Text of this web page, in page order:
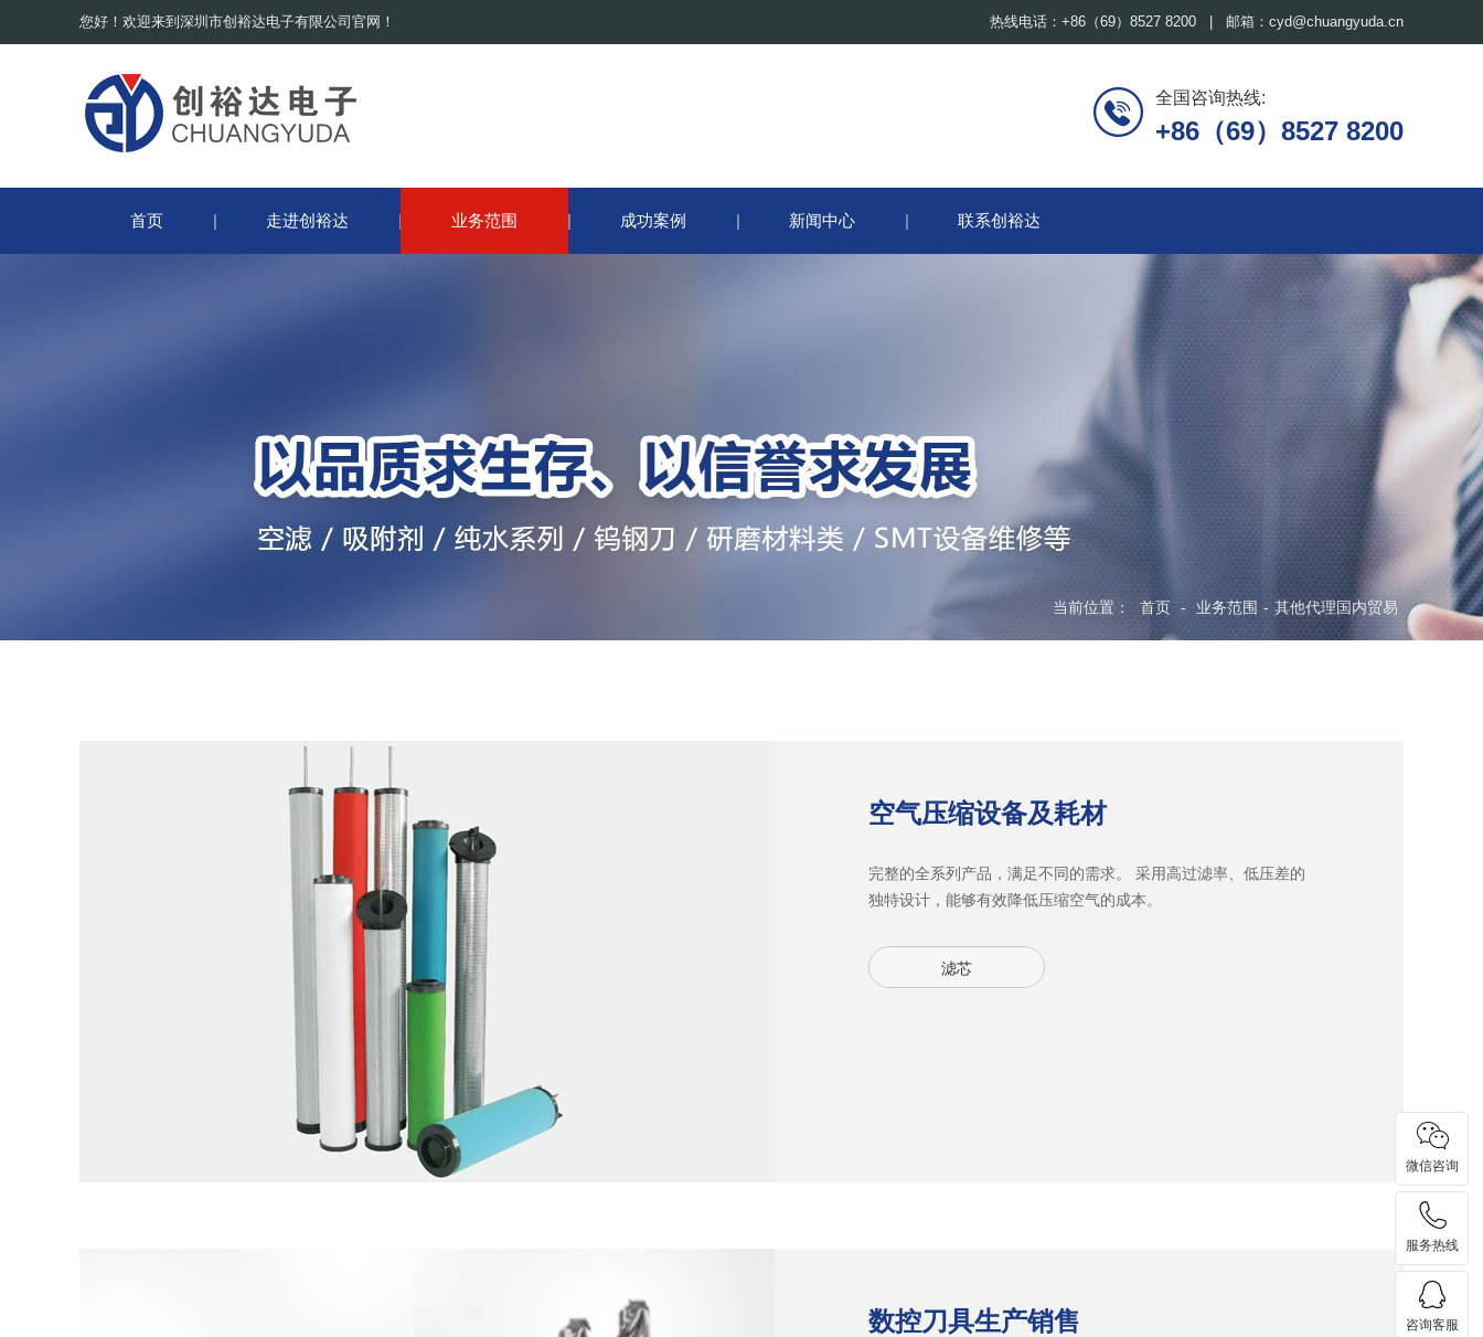
您好！欢迎来到深圳市创裕达电子有限公司官网！ 热线电话：+86（69）8527 8200 | 邮箱：cyd@chuangyuda.cn
全国咨询热线:
+86（69）8527 8200
首页 走进创裕达 业务范围 成功案例 新闻中心 联系创裕达
当前位置： 首页 - 业务范围 - 其他代理国内贸易
空气压缩设备及耗材
完整的全系列产品，满足不同的需求。 采用高过滤率、低压差的
独特设计，能够有效降低压缩空气的成本。
滤芯
数控刀具生产销售
微信咨询
服务热线
咨询客服